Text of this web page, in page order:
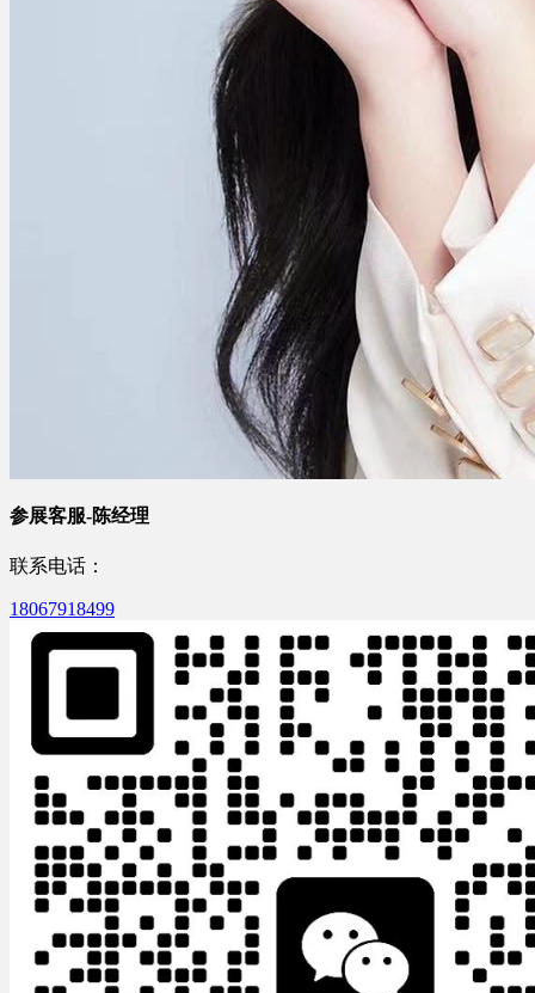
参展客服-陈经理
联系电话：
18067918499